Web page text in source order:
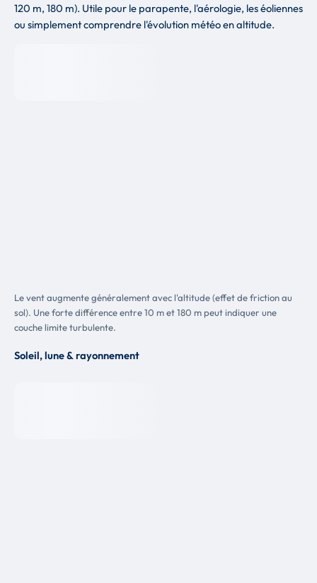
120 m, 180 m). Utile pour le parapente, l'aérologie, les éoliennes
ou simplement comprendre l'évolution météo en altitude.
Le vent augmente généralement avec l'altitude (effet de friction au
sol). Une forte différence entre 10 m et 180 m peut indiquer une
couche limite turbulente.
Soleil, lune & rayonnement